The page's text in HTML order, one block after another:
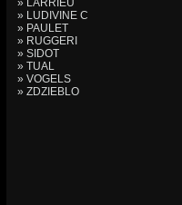
» LARRIEU
» LUDIVINE C
» PAULET
» RUGGERI
» SIDOT
» TUAL
» VOGELS
» ZDZIEBLO